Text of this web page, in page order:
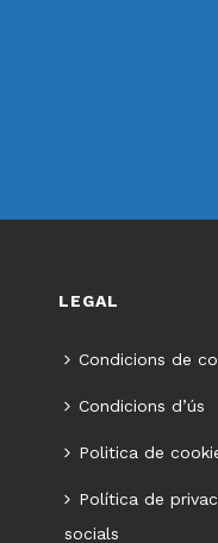
LEGAL
Condicions de
Condicions d’ús
Politica de
Política de
socials